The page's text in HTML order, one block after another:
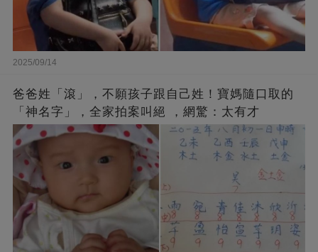
2025/09/14
爸爸姓「滾」，不願孩子跟自己姓！寶媽隨口取的
「神名字」，全家拍案叫絕 ，網驚：太有才